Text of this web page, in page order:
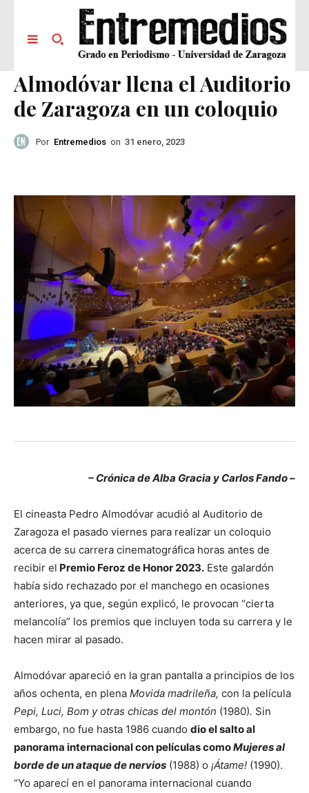
Almodóvar llena el Auditorio
de Zaragoza en un coloquio
Por Entremedios on 31 enero, 2023
– Crónica de Alba Gracia y Carlos Fando –
El cineasta Pedro Almodóvar acudió al Auditorio de
Zaragoza el pasado viernes para realizar un coloquio
acerca de su carrera cinematográfica horas antes de
recibir el Premio Feroz de Honor 2023. Este galardón
había sido rechazado por el manchego en ocasiones
anteriores, ya que, según explicó, le provocan “cierta
melancolía” los premios que incluyen toda su carrera y le
hacen mirar al pasado.
Almodóvar apareció en la gran pantalla a principios de los
años ochenta, en plena Movida madrileña, con la película
Pepi, Luci, Bom y otras chicas del montón (1980). Sin
embargo, no fue hasta 1986 cuando dio el salto al
panorama internacional con películas comoMujeres al
borde de un ataque de nervios (1988) o ¡Átame! (1990).
“Yo aparecí en el panorama internacional cuando